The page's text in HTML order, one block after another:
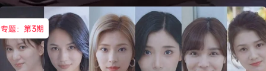
专题：第3期